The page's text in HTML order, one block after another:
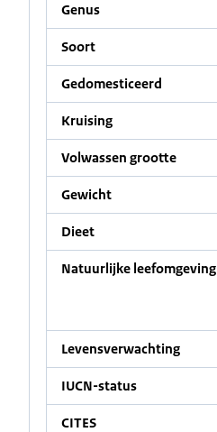
Genus
Soort
Gedomesticeerd
Kruising
Volwassen grootte
Gewicht
Dieet
Natuurlijke leefomgeving
Levensverwachting
IUCN-status
CITES